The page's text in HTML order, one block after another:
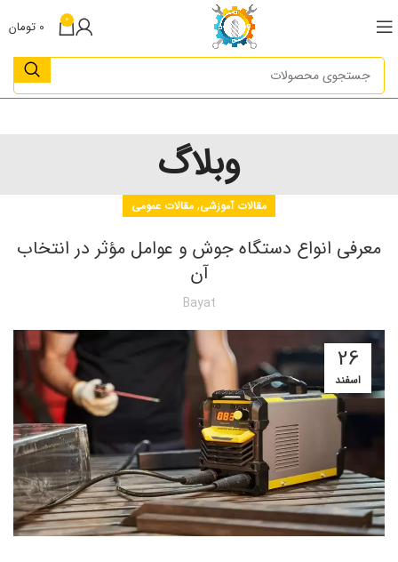
0
0 تومان
وبلاگ
مقالات آموزشی, مقالات عمومی
معرفی انواع دستگاه جوش و عوامل مؤثر در انتخاب
آن
Bayat
26
اسفند